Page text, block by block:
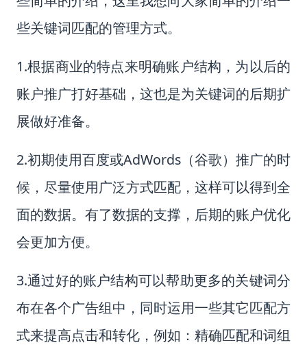
些关键词匹配的管理方式。
1.根据商业的特点来明确账户结构，为以后的
账户推广打好基础，这也是为关键词的后期扩
展做好准备。
2.初期使用百度或AdWords（谷歌）推广的时
候，尽量使用广泛方式匹配，这样可以得到全
面的数据。有了数据的支撑，后期的账户优化
会更加方便。
3.通过好的账户结构可以帮助更多的关键词分
布在各个广告组中，同时运用一些其它匹配方
式来提高点击和转化，例如：精确匹配和词组